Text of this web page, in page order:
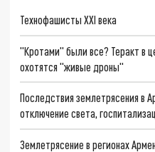
Технофашисты XXI века
"Кротами" были все? Теракт в
охотятся "живые дроны"
Последствия землетрясения в
отключение света,
Землетрясение в регионах